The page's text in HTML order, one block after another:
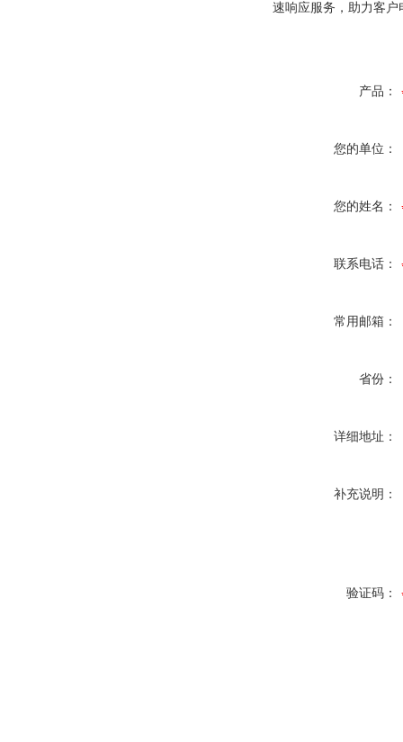
速响应服务，助力客
产品：
您的单位：
您的姓名：
联系电话：
常用邮箱：
省份：
详细地址：
补充说明：
验证码：